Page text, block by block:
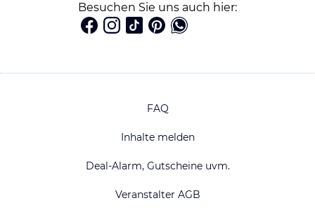
Besuchen Sie uns auch hier:
FAQ
Inhalte melden
Deal-Alarm, Gutscheine uvm.
Veranstalter AGB